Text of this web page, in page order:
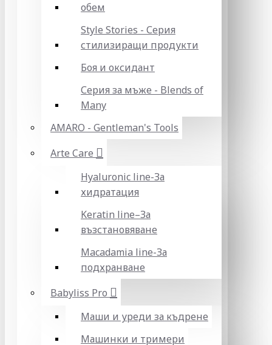
обем
Style Stories - Серия
стилизиращи продукти
Боя и оксидант
Серия за мъже - Blends of
Many
AMARO - Gentleman's Tools
Arte Care
Hyaluronic line-За
хидратация
Keratin line–За
възстановяване
Macadamia line-За
подхранване
Babyliss Pro
Маши и уреди за къдрене
Машинки и тримери